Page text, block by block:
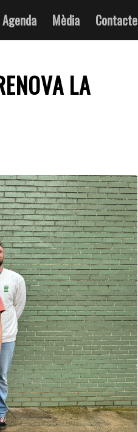
Agenda Mèdia Contacte
LA